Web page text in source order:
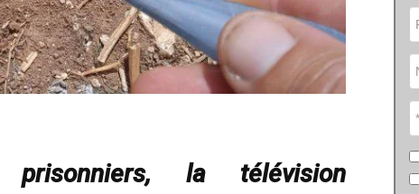
la télévision